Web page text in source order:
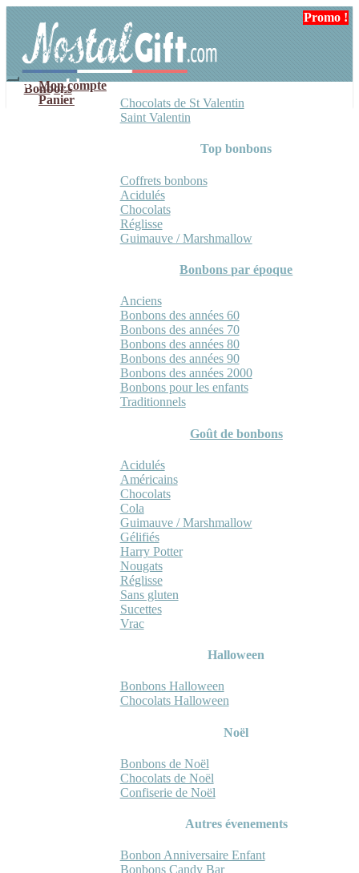
navigation
contenu
Mon compte
Panier
Bonbons
Chocolats de St Valentin
Saint Valentin
Top bonbons
Coffrets bonbons
Acidulés
Chocolats
Réglisse
Guimauve / Marshmallow
Bonbons par époque
Anciens
Bonbons des années 60
Bonbons des années 70
Bonbons des années 80
Bonbons des années 90
Bonbons des années 2000
Bonbons pour les enfants
Traditionnels
Goût de bonbons
Acidulés
Américains
Chocolats
Cola
Guimauve / Marshmallow
Gélifiés
Harry Potter
Nougats
Réglisse
Sans gluten
Sucettes
Vrac
Halloween
Bonbons Halloween
Chocolats Halloween
Noël
Bonbons de Noël
Chocolats de Noël
Confiserie de Noël
Autres évenements
Bonbon Anniversaire Enfant
Bonbons Candy Bar
Promo !
Promo !